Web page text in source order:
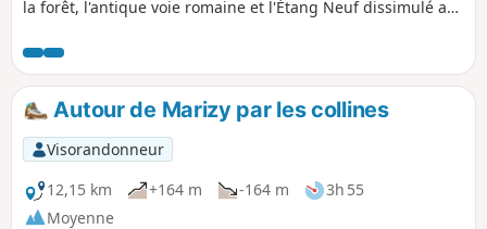
la forêt, l'antique voie romaine et l'Étang Neuf dissimulé au
Autour de Marizy par les collines
Visorandonneur
12,15 km
+164 m -164 m
3h 55
Moyenne